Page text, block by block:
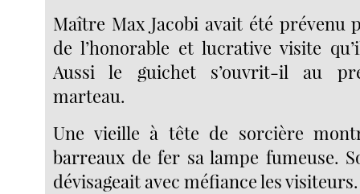
Maître Max Jacobi avait été prévenu
de l’honorable et lucrative visite
Aussi le guichet s’ouvrit-il au
marteau.
Une vieille à tête de sorcière
barreaux de fer sa lampe fumeuse.
dévisageait avec méfiance les visiteurs.